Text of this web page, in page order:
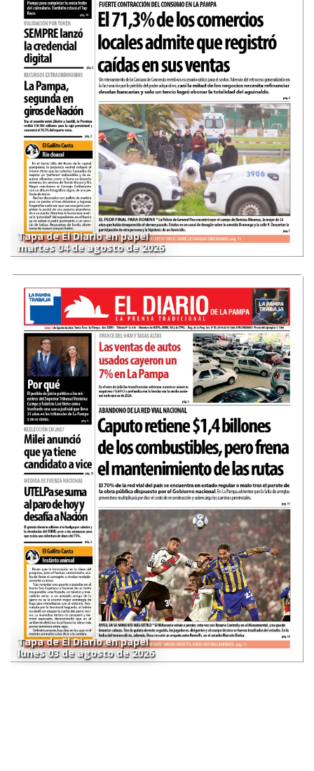
Tapa de El Diario en papel
martes 04 de agosto de 2026
Tapa de El Diario en papel
lunes 03 de agosto de 2026